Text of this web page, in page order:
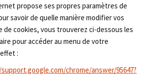
propose ses propres paramètres de
savoir de quelle manière modifier vos
cookies, vous trouverez ci-dessous les
pour accéder au menu de votre
:
chrome/answer/95647?